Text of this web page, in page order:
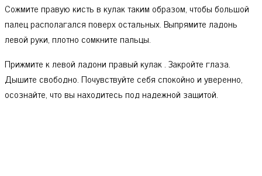
Сожмите правую кисть в кулак таким образом, чтобы большой
палец располагался поверх остальных. Выпрямите ладонь
левой руки, плотно сомкните пальцы.
Прижмите к левой ладони правый кулак . Закройте глаза.
Дышите свободно. Почувствуйте себя спокойно и уверенно,
осознайте, что вы находитесь под надежной защитой.